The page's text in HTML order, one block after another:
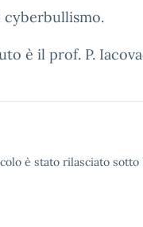
cyberbullismo.
è il prof. P.
è stato rilasciato